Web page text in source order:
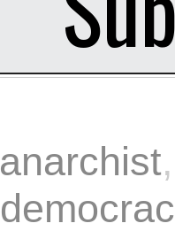
anarchist